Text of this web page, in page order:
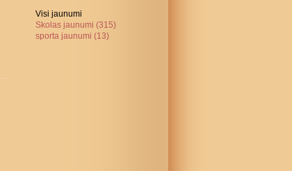
Visi jaunumi
Skolas jaunumi (315)
sporta jaunumi (13)